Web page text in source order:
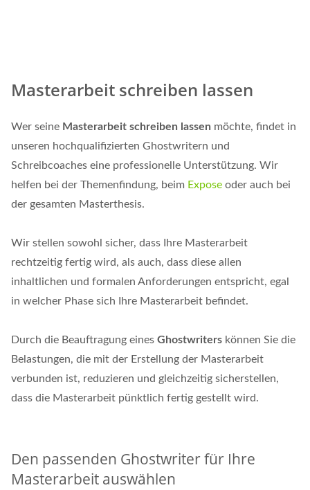
Masterarbeit schreiben lassen
Wer seine Masterarbeit schreiben lassen möchte, findet in
unseren hochqualifizierten Ghostwritern und
Schreibcoaches eine professionelle Unterstützung. Wir
helfen bei der Themenfindung, beim Expose oder auch bei
der gesamten Masterthesis.
Wir stellen sowohl sicher, dass Ihre Masterarbeit
rechtzeitig fertig wird, als auch, dass diese allen
inhaltlichen und formalen Anforderungen entspricht, egal
in welcher Phase sich Ihre Masterarbeit befindet.
Durch die Beauftragung eines Ghostwriters können Sie die
Belastungen, die mit der Erstellung der Masterarbeit
verbunden ist, reduzieren und gleichzeitig sicherstellen,
dass die Masterarbeit pünktlich fertig gestellt wird.
Den passenden Ghostwriter für Ihre
Masterarbeit auswählen